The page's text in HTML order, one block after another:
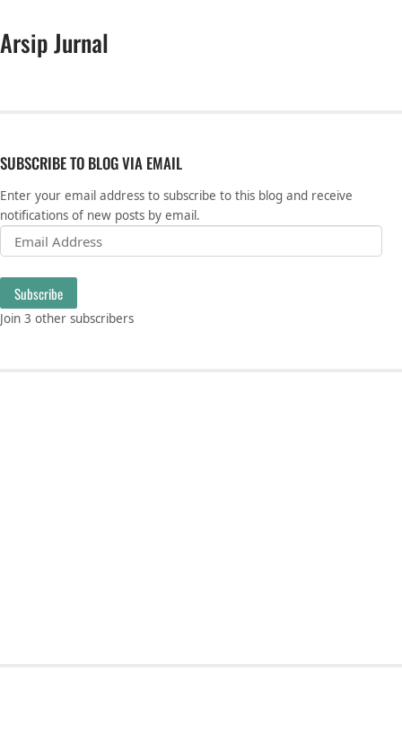
Arsip Jurnal
SUBSCRIBE TO BLOG VIA EMAIL
Enter your email address to subscribe to this blog and receive
notifications of new posts by email.
Email Address
Subscribe
Join 3 other subscribers